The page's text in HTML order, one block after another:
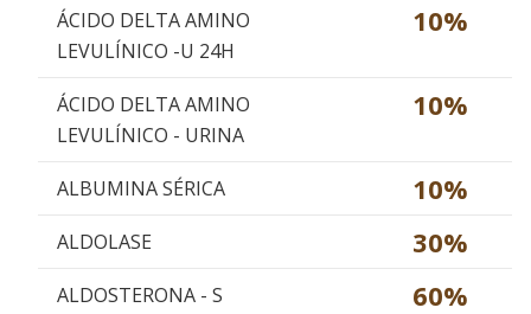
ÁCIDO DELTA AMINO
LEVULÍNICO -U 24H
10%
ÁCIDO DELTA AMINO
LEVULÍNICO - URINA
10%
ALBUMINA SÉRICA 10%
ALDOLASE 30%
ALDOSTERONA - S 60%